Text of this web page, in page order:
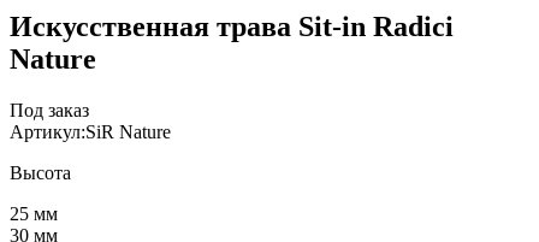
Искусственная трава Sit-in Radici
Nature
Под заказ
Артикул:SiR Nature
Высота
25 мм
30 мм